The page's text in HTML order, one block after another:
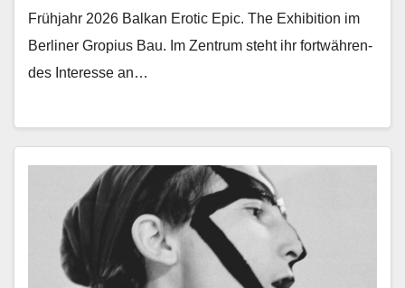
Früh­jahr 2026 Balkan Erot­ic Epic. The Exhi­bi­tion im
Berlin­er Gropius Bau. Im Zen­trum ste­ht ihr fortwähren­
des Inter­esse an…